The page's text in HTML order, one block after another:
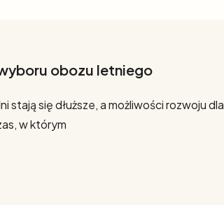
obozu letniego
stają się dłuższe, a możliwości rozwoju dla
w którym